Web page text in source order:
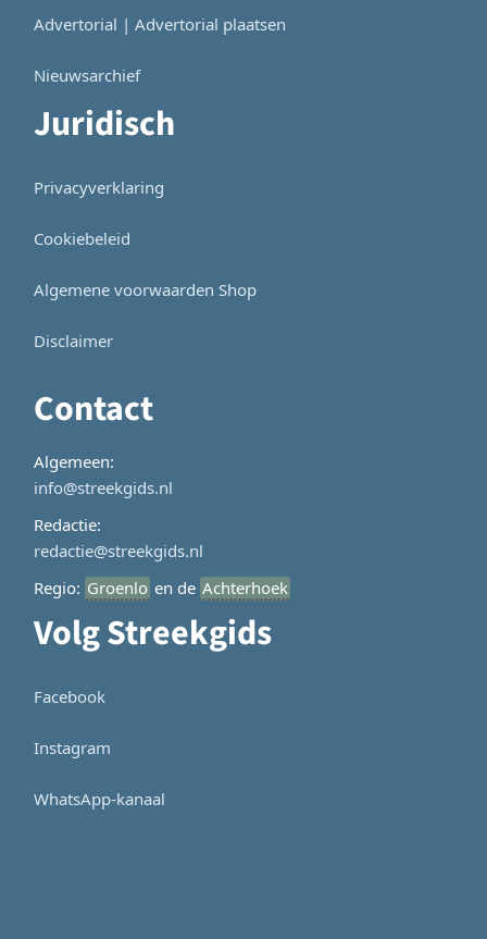
Advertorial | Advertorial plaatsen
Nieuwsarchief
Juridisch
Privacyverklaring
Cookiebeleid
Algemene voorwaarden Shop
Disclaimer
Contact
Algemeen:
info@streekgids.nl
Redactie:
redactie@streekgids.nl
Regio: Groenlo en de Achterhoek
Volg Streekgids
Facebook
Instagram
WhatsApp-kanaal